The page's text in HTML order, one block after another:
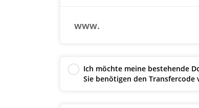
www.
Ich möchte meine bestehende
Sie benötigen den